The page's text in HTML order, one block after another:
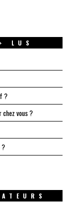
LUS
?
vous ?
?